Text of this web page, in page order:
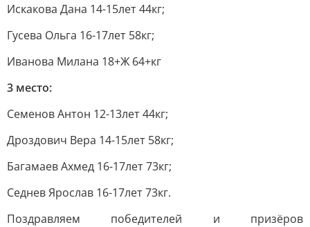
Искакова Дана 14-15лет 44кг;
Гусева Ольга 16-17лет 58кг;
Иванова Милана 18+Ж 64+кг
3 место:
Семенов Антон 12-13лет 44кг;
Дроздович Вера 14-15лет 58кг;
Багамаев Ахмед 16-17лет 73кг;
Седнев Ярослав 16-17лет 73кг.
Поздравляем победителей и призёров